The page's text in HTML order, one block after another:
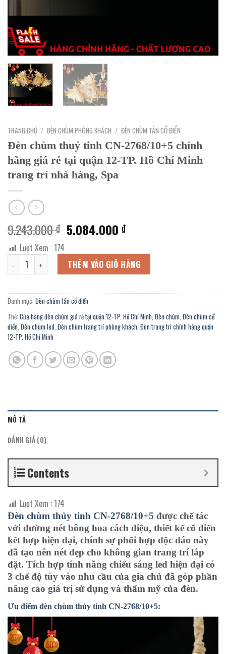
TRANG CHỦ / ĐÈN CHÙM PHÒNG KHÁCH / ĐÈN CHÙM TÂN CỔ ĐIỂN
Đèn chùm thuỷ tinh CN-2768/10+5 chính
hãng giá rẻ tại quận 12-TP. Hồ Chí Minh
trang trí nhà hàng, Spa
9.243.000₫ Giá
gốc
là:
9.243.000 ₫.
5.084.000₫Giá
tại
là:
5.084.000 ₫.
Lượt Xem :174
Đèn chùm thuỷ tinh CN-2768/10+5 chính hãng giá rẻ tại quận 12-
THÊM VÀO GIỎ HÀNG
Danh mục: Đèn chùm tân cổ điển
Thẻ: Cửa hàng đèn chùm giá rẻ tại quận 12-TP. Hồ Chí Minh, Đèn chùm, Đèn chùm cổ
điển, Đèn chùm led, Đèn chùm trang trí phòng khách, Đèn trang trí chính hãng quận
12-TP. Hồ Chí Minh
MÔ TẢ
ĐÁNH GIÁ (0)
Contents
Lượt Xem :174
Đèn chùm thủy tinh CN-2768/10+5 được chế tác
với đường nét bông hoa cách điệu, thiết kế cổ điển
kết hợp hiện đại, chính sự phối hợp độc đáo này
đã tạo nên nét đẹp cho không gian trang trí lắp
đặt. Tích hợp tính năng chiếu sáng led hiện đại có
3 chế độ tùy vào nhu cầu của gia chủ đã góp phần
nâng cao giá trị sử dụng và thẩm mỹ của đèn.
Ưu điểm đèn chùm thủy tinh CN-2768/10+5: